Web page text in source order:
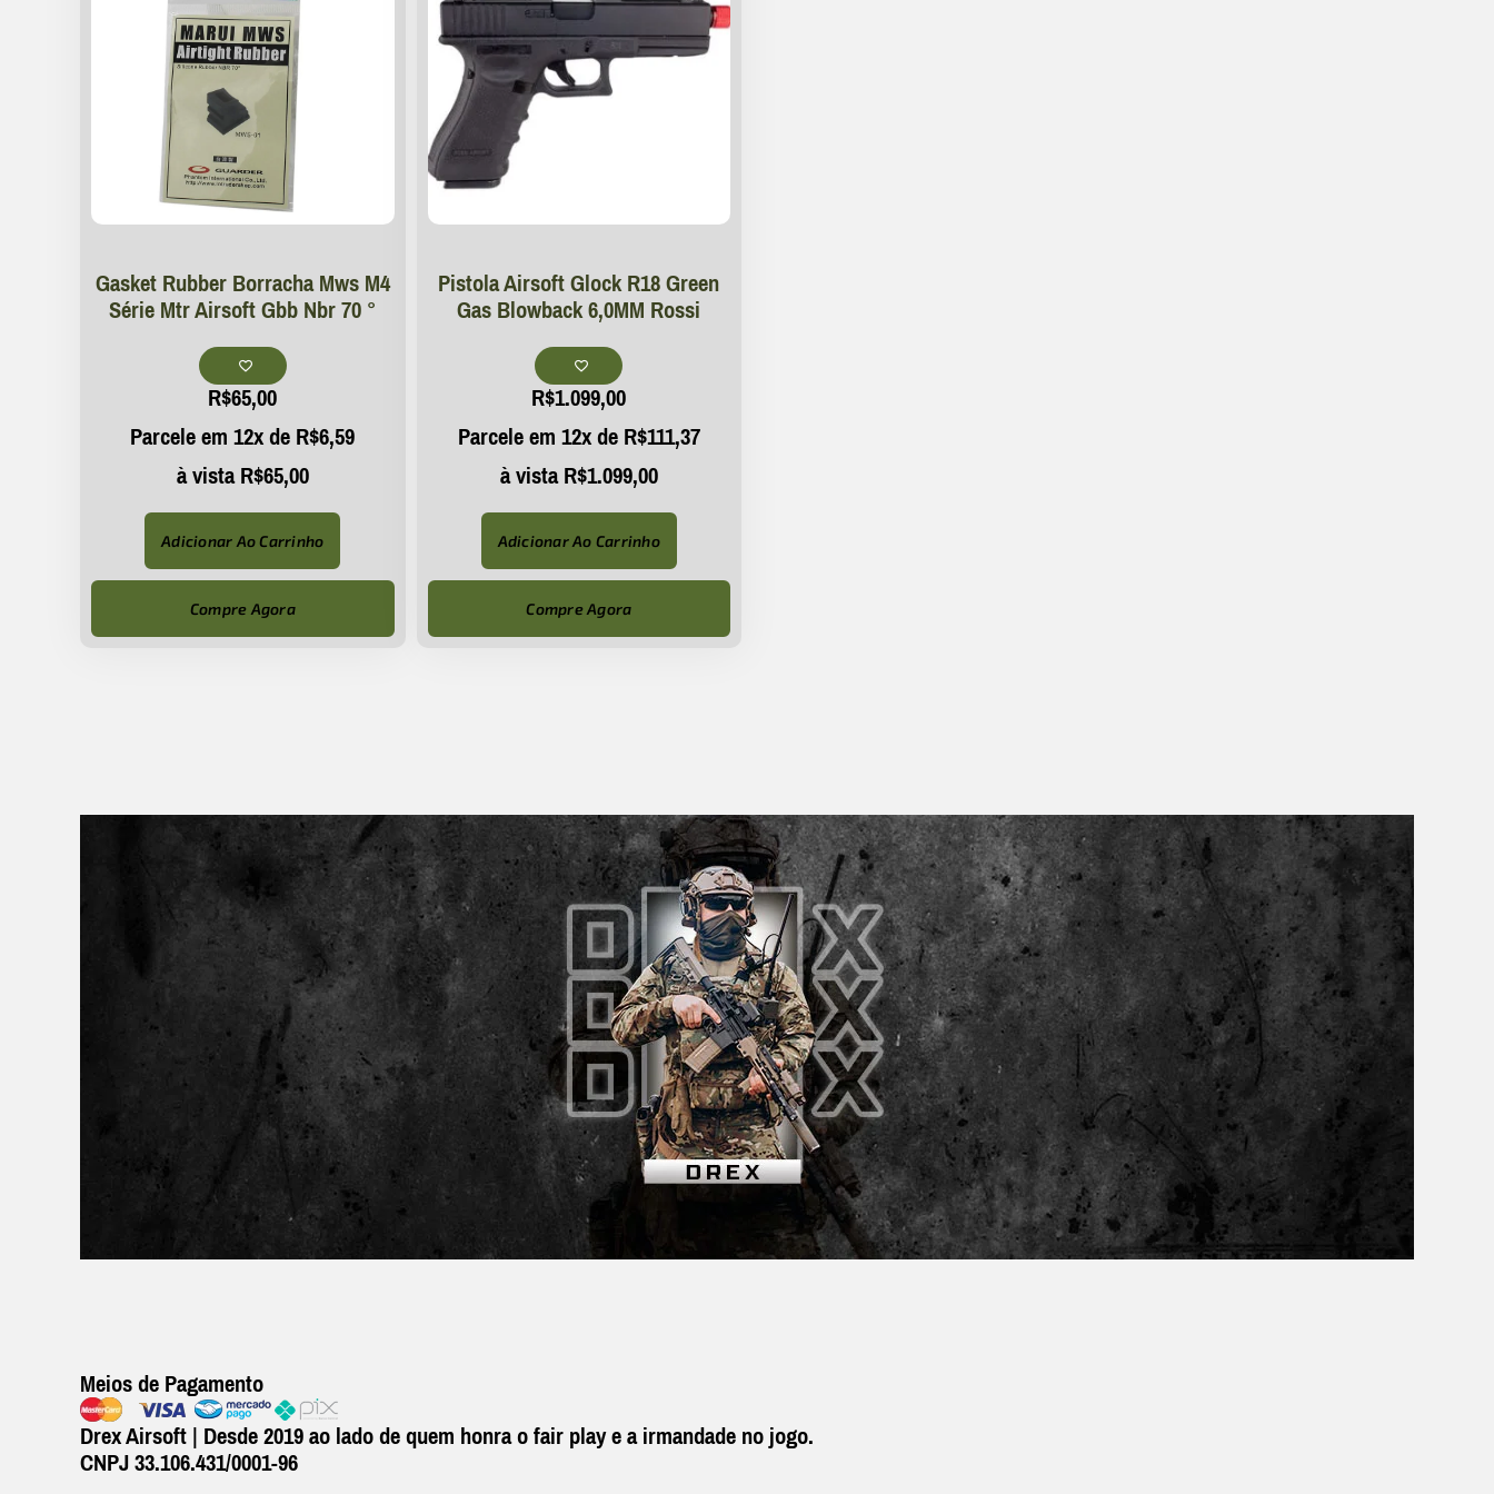
Gasket Rubber Borracha Mws M4
Série Mtr Airsoft Gbb Nbr 70 °
R$65,00
Parcele em 12x deR$6,59
à vistaR$65,00
Adicionar Ao Carrinho
Compre Agora
Pistola Airsoft Glock R18 Green
Gas Blowback 6,0MM Rossi
R$1.099,00
Parcele em 12x deR$111,37
à vistaR$1.099,00
Adicionar Ao Carrinho
Compre Agora
Meios de Pagamento
Drex Airsoft | Desde 2019 ao lado de quem honra o fair play e a irmandade no jogo.
CNPJ 33.106.431/0001-96